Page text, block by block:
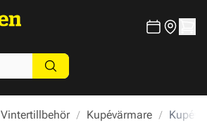
Vintertillbehör Kupévärmare